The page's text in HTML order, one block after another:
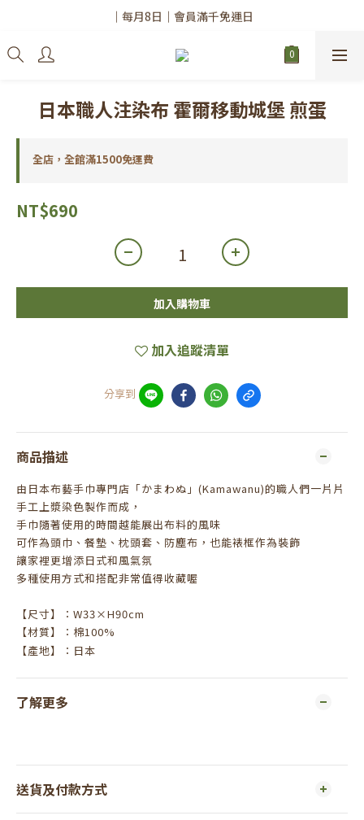
✨註冊會員請務必填寫「真實姓名」
｜每月8日｜會員滿千免運日
✨註冊會員請務必填寫「真實姓名」
日本職人注染布 霍爾移動城堡 煎蛋
全店，全館滿1500免運費
NT$690
加入購物車
加入追蹤清單
分享到
商品描述
由日本布藝手巾專門店「かまわぬ」 (Kamawanu)的職人們一片片
手工上漿染色製作而成，
手巾隨著使用的時間越能展出布料的風味
可作為頭巾、餐墊、枕頭套、防塵布，也能裱框作為裝飾
讓家裡更增添日式和風氣氛
多種使用方式和搭配非常值得收藏喔
【尺寸】： W33×H90cm
【材質】：棉100%
【產地】：日本
了解更多
送貨及付款方式